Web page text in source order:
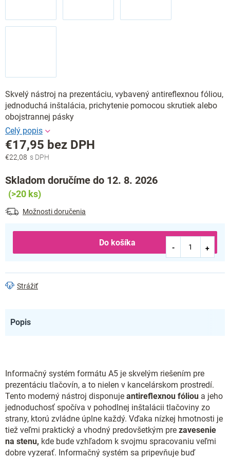
Skvelý nástroj na prezentáciu, vybavený antireflexnou fóliou,
jednoduchá inštalácia, prichytenie pomocou skrutiek alebo
obojstrannej pásky
€22,08
€17,95 bez DPH
Jednotková
Skladom doručíme do 12. 8. 2026
(>20 ks)
Možnosti doručenia
Do košíka
Strážiť
Popis
Informačný systém formátu A5 je skvelým riešením pre
prezentáciu tlačovín, a to nielen v kancelárskom prostredí.
Tento moderný nástroj disponuje antireflexnou fóliou a jeho
jednoduchosť spočíva v pohodlnej inštalácii tlačoviny zo
strany, ktorú zvládne úplne každý. Vďaka nízkej hmotnosti je
tiež veľmi praktický a vhodný predovšetkým pre zavesenie
na stenu, kde bude vzhľadom k svojmu spracovaniu veľmi
dobre vyzerať. Informačný systém sa pripevňuje buď